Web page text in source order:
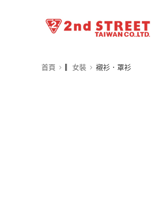
首頁 ▎女裝 襯衫．罩衫